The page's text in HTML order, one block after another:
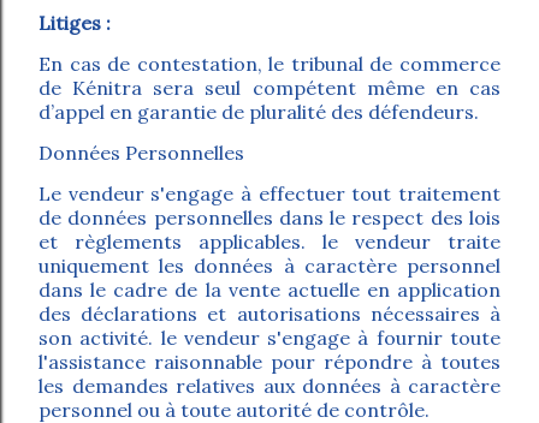
Litiges :
En cas de contestation, le tribunal de commerce
de Kénitra sera seul compétent même en cas
d’appel en garantie de pluralité des défendeurs.
Données Personnelles
Le vendeur s'engage à effectuer tout traitement
de données personnelles dans le respect des lois
et règlements applicables. le vendeur traite
uniquement les données à caractère personnel
dans le cadre de la vente actuelle en application
des déclarations et autorisations nécessaires à
son activité. le vendeur s'engage à fournir toute
l'assistance raisonnable pour répondre à toutes
les demandes relatives aux données à caractère
personnel ou à toute autorité de contrôle.